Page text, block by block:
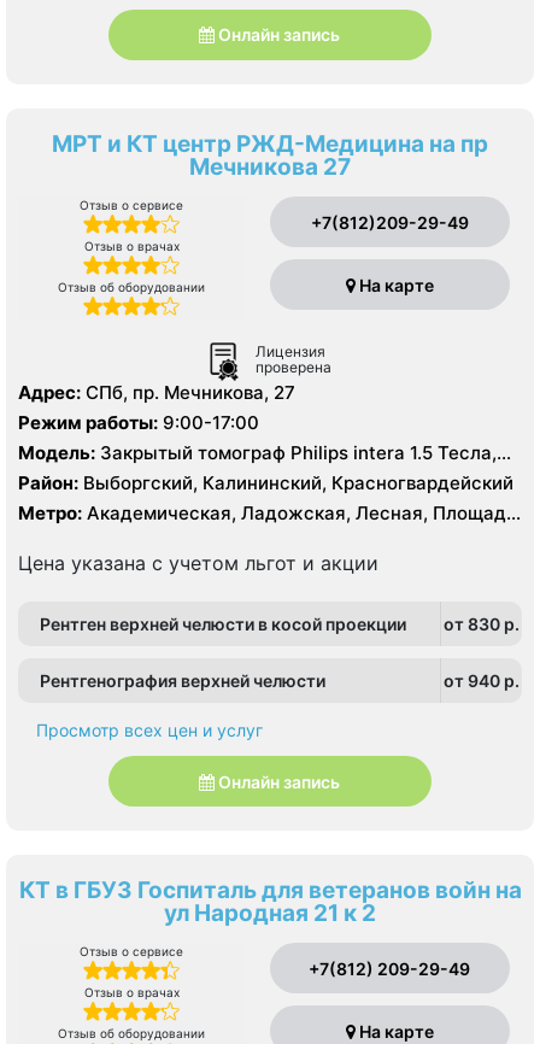
Онлайн запись
МРТ и КТ центр РЖД-Медицина на пр
Мечникова 27
Отзыв о сервисе
Отзыв о врачах
Отзыв об оборудовании
+7(812)209-29-49
На карте
Лицензия
проверена
Адрес: СПб, пр. Мечникова, 27
Режим работы: 9:00-17:00
Модель: Закрытый томограф Philips intera 1.5 Тесла,
КТ Siemens Somatom Emotion 16 срезов
Район: Выборгский, Калининский, Красногвардейский
Метро: Академическая, Ладожская, Лесная, Площадь
Цена указана с учетом льгот и акции
Рентген верхней челюсти в косой проекции от 830 p.
Рентгенография верхней челюсти от 940 p.
Просмотр всех цен и услуг
Онлайн запись
КТ в ГБУЗ Госпиталь для ветеранов войн на
ул Народная 21 к 2
Отзыв о сервисе
Отзыв о врачах
Отзыв об оборудовании
+7(812) 209-29-49
На карте